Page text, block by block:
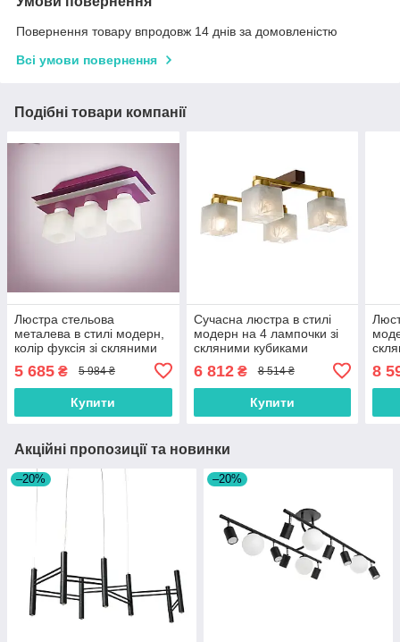
Повернення товару впродовж 14 днів за домовленістю
Всі умови повернення
Подібні товари компанії
Люстра стельова
металева в стилі модерн,
колір фуксія зі скляними
5 685 ₴ 5 984 ₴
Купити
Сучасна люстра в стилі
модерн на 4 лампочки зі
скляними кубиками
6 812₴ 8 514 ₴
Купити
8
Акційні пропозиції та новинки
–20% –20%